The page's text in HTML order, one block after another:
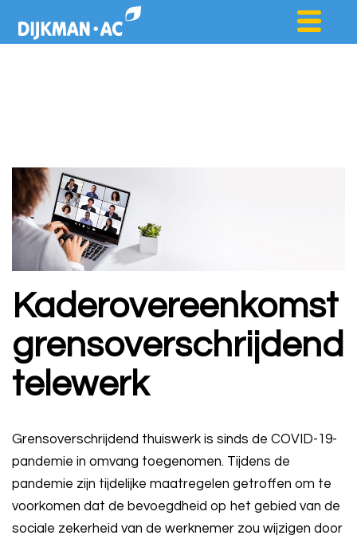
Kaderovereenkomst
grensoverschrijdend
telewerk
Grensoverschrijdend thuiswerk is sinds de COVID-19-
pandemie in omvang toegenomen. Tijdens de
pandemie zijn tijdelijke maatregelen getroffen om te
voorkomen dat de bevoegdheid op het gebied van de
sociale zekerheid van de werknemer zou wijzigen door